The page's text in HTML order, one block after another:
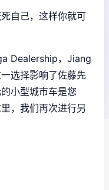
自己，这样你就可
Dealership，Jiang
选择影响了佐藤先
小型城市车是您
，我们再次进行另